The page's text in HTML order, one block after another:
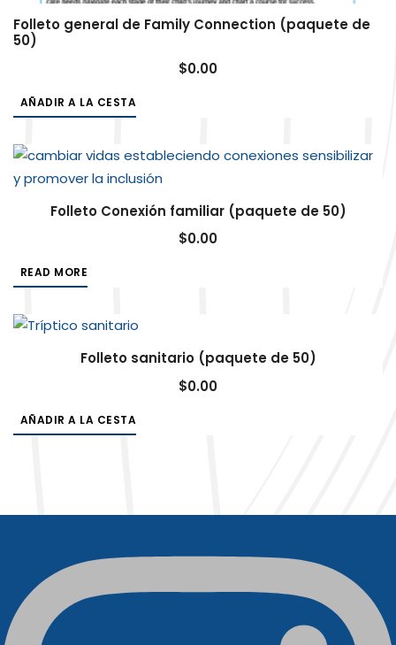
Folleto general de Family Connection (paquete de
50)
$0.00
AÑADIR A LA CESTA
Folleto Conexión familiar (paquete de 50)
$0.00
READ MORE
Folleto sanitario (paquete de 50)
$0.00
AÑADIR A LA CESTA